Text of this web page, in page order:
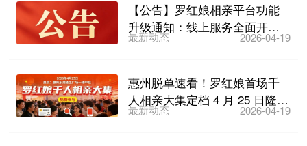
【公告】罗红娘相亲平台功能
升级通知：线上服务全面开启
及“互换开关”设置指引
最新动态 2026-04-19
惠州脱单速看！罗红娘首场千
人相亲大集定档 4 月 25 日隆生
广场东湖店，2...
最新动态 2026-04-19